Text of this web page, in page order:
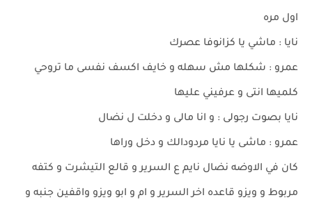
اول مره
نايا : ماشي يا كزانوفا عصرك
عمرو : شكلها مش سهله و خايف اكسف نفسى ما تروحي
كلميها انتى و عرفيني عليها
نايا بصوت رجولى : و انا مالى و دخلت ل نضال
عمرو : ماشى يا نايا مردودالك و دخل وراها
كان في الاوضه نضال نايم ع السرير و قالع التيشرت و كتفه
مربوط و ويزو قاعده اخر السرير و ام و ابو ويزو واقفين جنبه و